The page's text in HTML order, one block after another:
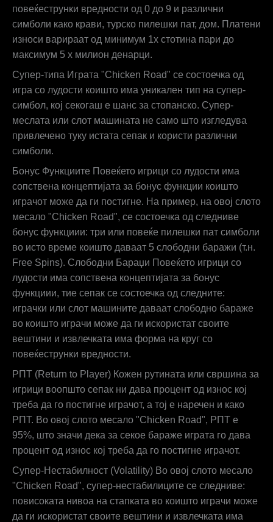
повеќеструнки вредности од 0 до 9 и различни
симболи како крави, турско пилешки пат, дом. Платени
износи варираат од минимум 1x стотина пари до
максимум 5 х милион денарци.
Супер-типа Играта "Chicken Road" се состоечка од
игра со лудости коишто има уникален тип на супер-
симбол, кој секогаш е шанс за стопанскo. Супер-
меслата или слот машината не само што изгледува
привлечено туку истата сепак и користи различни
симболи.
Бонус Функциите Повеќето игрици со лудости има
сопствена концептијата за бонус функции коишто
играчот може да ги постигне. На пример, на овој слото
месало "Chicken Road", се состоечка од следниве
бонус функциии: три или повеќе пилешки пат симболи
во исто време коишто даваат 5 слободни баражи (т.н.
Free Spins). Слободни Бараџи Повеќето игрици со
лудости има сопствена концептијата за бонус
функциии, тие сепак се состоечка од следните:
играчки или слот машините даваат слободно бараже
во коишто играчи може да ги искористат своите
вештини и извлечката има форма на круг со
повеќеструнки вредности.
РПТ (Return to Player) Кожен рутината или свршина за
игрици воопшто сепак ни дава процент од износ кој
треба да го постигне играчот, а тој е наречен и како
РПТ. Во овој слото месало "Chicken Road", РПТ е
95%, што значи дека за секое бараже играта го дава
процент од износ кој треба да го постигне играчот.
Супер-Нестабилност (Volatility) Во овој слото месало
"Chicken Road", супер-нестабилиците се следниве:
повисоката нивоа на стапката во коишто играчи може
да ги искористат своите вештини и извлечката има